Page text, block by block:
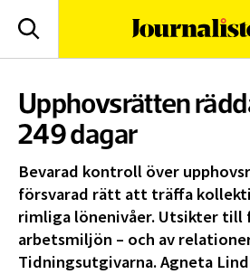
Sök
Upphovsrätten
249 dagar
Bevarad kontroll över
försvarad rätt att träffa
rimliga lönenivåer. Utsikter
arbetsmiljön – och av
Tidningsutgivarna. Agneta